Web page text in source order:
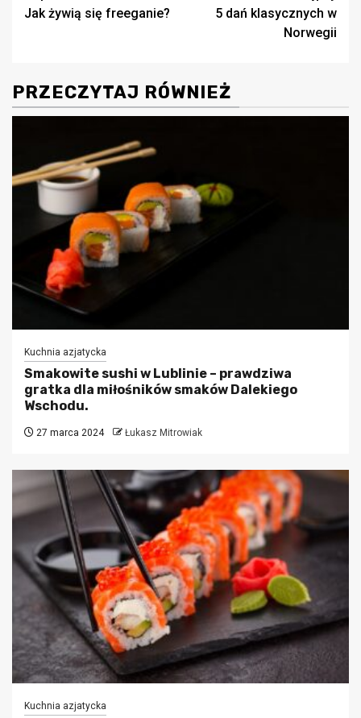
wpisy
Jak żywią się freeganie?
5 dań klasycznych w
Norwegii
PRZECZYTAJ RÓWNIEŻ
Kuchnia azjatycka
Smakowite sushi w Lublinie – prawdziwa
gratka dla miłośników smaków Dalekiego
Wschodu.
27 marca 2024 Łukasz Mitrowiak
Kuchnia azjatycka